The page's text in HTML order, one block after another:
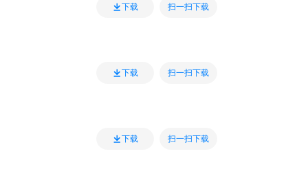
下载 扫一扫下载
下载 扫一扫下载
下载 扫一扫下载